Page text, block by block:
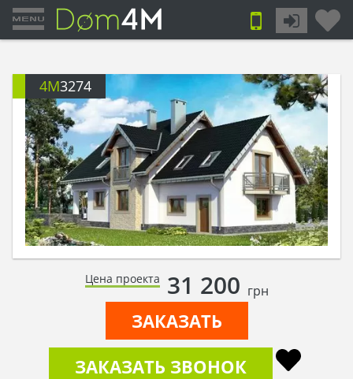
4M3274
Цена проекта 31 200 грн
ЗАКАЗАТЬ
ЗАКАЗАТЬ ЗВОНОК